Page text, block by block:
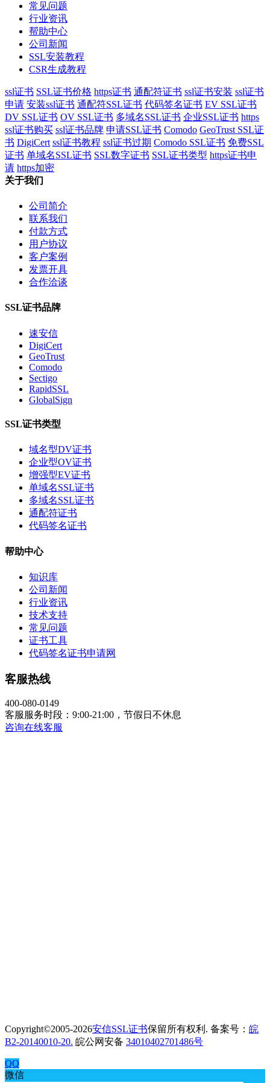
常见问题
行业资讯
帮助中心
公司新闻
SSL安装教程
CSR生成教程
ssl证书 SSL证书价格 https证书 通配符证书 ssl证书安装 ssl证书
申请 安装ssl证书 通配符SSL证书 代码签名证书 EV SSL证书
DV SSL证书 OV SSL证书 多域名SSL证书 企业SSL证书 https
ssl证书购买 ssl证书品牌 申请SSL证书 Comodo GeoTrust SSL证
书 DigiCert ssl证书教程 ssl证书过期 Comodo SSL证书 免费SSL
证书 单域名SSL证书 SSL数字证书 SSL证书类型 https证书申
请 https加密
关于我们
公司简介
联系我们
付款方式
用户协议
客户案例
发票开具
合作洽谈
SSL证书品牌
速安信
DigiCert
GeoTrust
Comodo
Sectigo
RapidSSL
GlobalSign
SSL证书类型
域名型DV证书
企业型OV证书
增强型EV证书
单域名SSL证书
多域名SSL证书
通配符证书
代码签名证书
帮助中心
知识库
公司新闻
行业资讯
技术支持
常见问题
证书工具
代码签名证书申请网
客服热线
400-080-0149
客服服务时段：9:00-21:00，节假日不休息
咨询在线客服
Copyright©2005-2026安信SSL证书保留所有权利. 备案号： 皖
B2-20140010-20. 皖公网安备 34010402701486号
QQ
微信